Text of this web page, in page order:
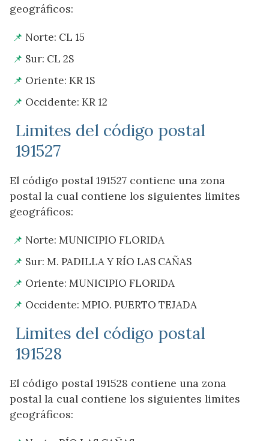
geográficos:
Norte: CL 15
Sur: CL 2S
Oriente: KR 1S
Occidente: KR 12
Limites del código postal
191527
El código postal 191527 contiene una zona
postal la cual contiene los siguientes limites
geográficos:
Norte: MUNICIPIO FLORIDA
Sur: M. PADILLA Y RÍO LAS CAÑAS
Oriente: MUNICIPIO FLORIDA
Occidente: MPIO. PUERTO TEJADA
Limites del código postal
191528
El código postal 191528 contiene una zona
postal la cual contiene los siguientes limites
geográficos: